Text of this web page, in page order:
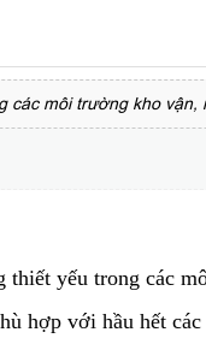
môi trường kho
yếu trong các
hợp với hầu hết